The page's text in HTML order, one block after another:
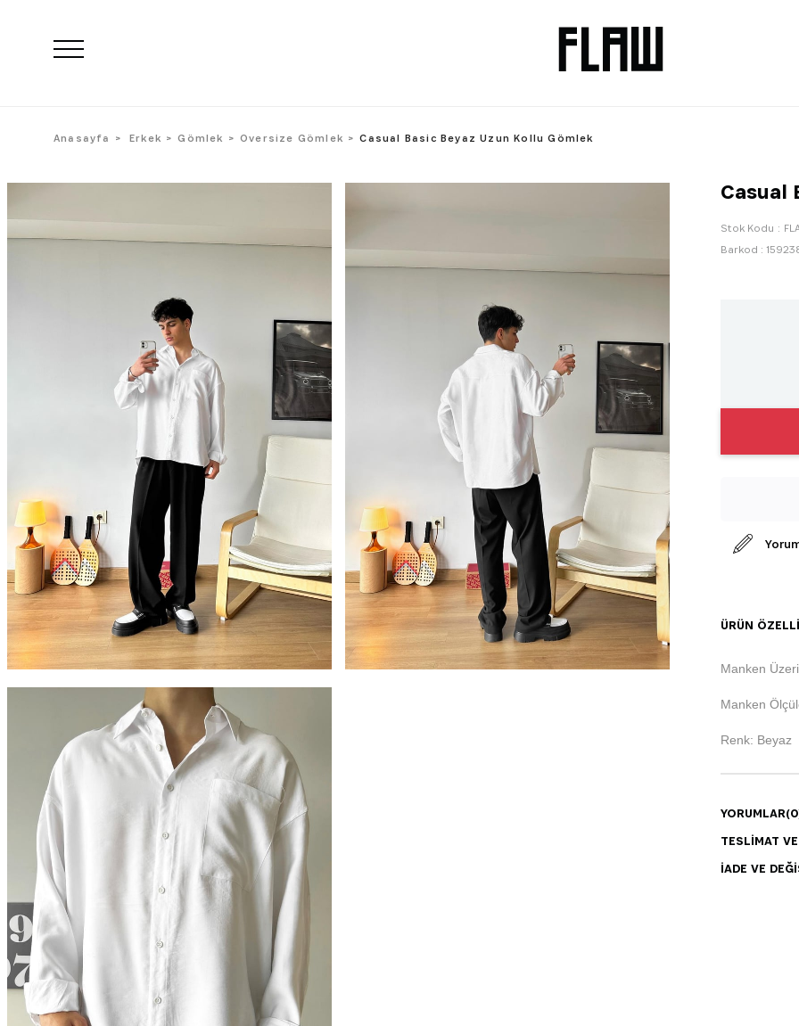
Anasayfa Erkek Gömlek Oversize Gömlek Casual Basic Beyaz Uzun Kollu Gömlek
Casual
Stok Kodu
Barkod :
ÜRÜN
Manken
Manken
Renk: Beyaz
YORUMLAR
TESLIMAT
İADE VE